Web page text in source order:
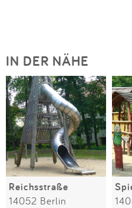
IN DER NÄHE
Reichsstraße
14052 Berlin